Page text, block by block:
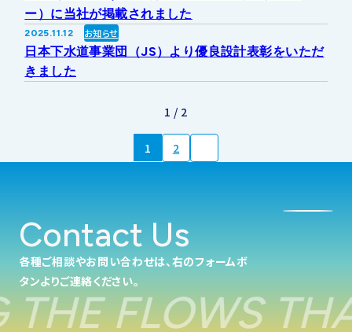
ー）に当社が掲載されました
2025.11.12 お知らせ
日本下水道事業団（JS）より優良設計表彰をいただ
きました
1 / 2
1 2
Contact Us
各種ご相談やお問い合わせは、右のフォームボ
タンよりご連絡ください。
FLOWS